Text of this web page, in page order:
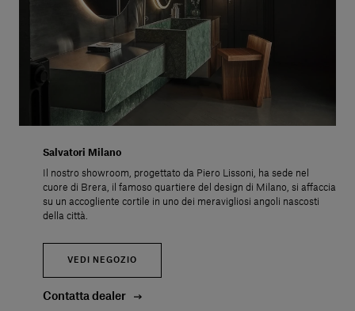
Chi siamo
Vieni a trovarci
Italiano
Contattaci
Salvatori Milano
Il nostro showroom, progettato da Piero Lissoni, ha sede nel
cuore di Brera, il famoso quartiere del design di Milano, si affaccia
su un accogliente cortile in uno dei meravigliosi angoli nascosti
della città.
VEDI NEGOZIO
Contatta dealer